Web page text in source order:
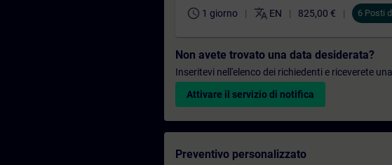
schedule 1 giorno translate EN 825,00 € 6 Posti
Non avete trovato una data desiderata?
Inseritevi nell'elenco dei richiedenti e riceverete
Attivare il servizio di notifica
Preventivo personalizzato